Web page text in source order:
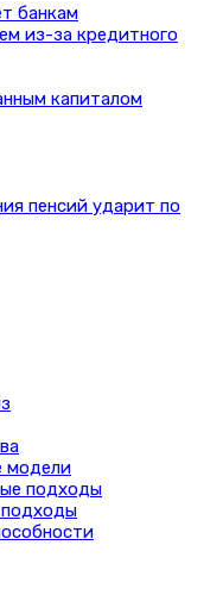
банкам
из-за кредитного
капиталом
пенсий ударит по
модели
подходы